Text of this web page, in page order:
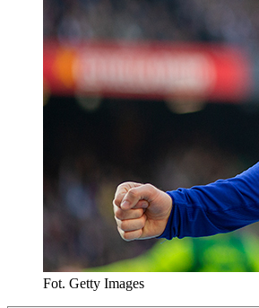
Fot. Getty Images